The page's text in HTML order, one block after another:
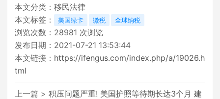
本文分类： 移民法律
本文标签：
美国绿卡 缴税 全球纳税
浏览次数： 28981 次浏览
发布日期：2021-07-21 13:53:44
本文链接： https://ifengus.com/index.php/a/19026.h
tml
上一篇 > 积压问题严重! 美国护照等待期长达3个月 建